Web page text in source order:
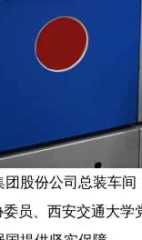
股份公司总装车间
、西安交通大学